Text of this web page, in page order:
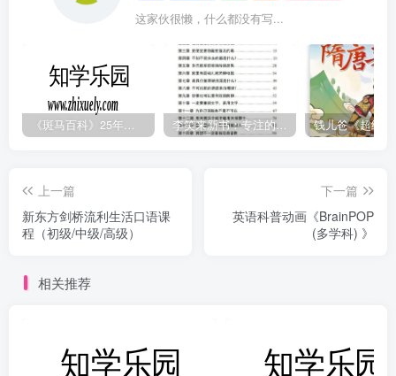
这家伙很懒，什么都没有写...
《斑马百科》25年最新30科全套高清视频 李笑来新书：专注的真相 [PDF]
上一篇
新东方剑桥流利生活口语课
程（初级/中级/高级）
下一篇
英语科普动画《BrainPOP
(多学科) 》
相关推荐